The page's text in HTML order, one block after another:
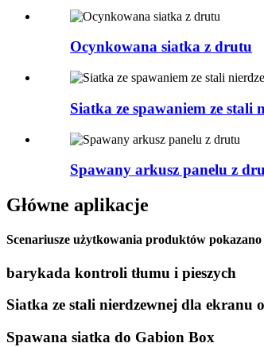
Ocynkowana siatka z drutu
Siatka ze spawaniem ze stali
Spawany arkusz panelu z
Główne aplikacje
Scenariusze użytkowania produktów
barykada kontroli tłumu i pieszych
Siatka ze stali nierdzewnej dla ekranu
Spawana siatka do Gabion Box